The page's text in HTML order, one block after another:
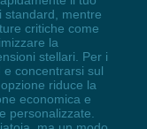
standard, mentre
critiche come
la
stellari. Per i
concentrarsi sul
riduce la
economica e
personalizzate.